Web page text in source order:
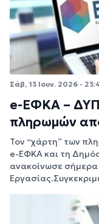
Σάβ, 13 Ιουν. 2026 -
e-ΕΦΚΑ –
πληρωμών
Τον “χάρτη” των
e-ΕΦΚΑ και τη
ανακοίνωσε σήμερα